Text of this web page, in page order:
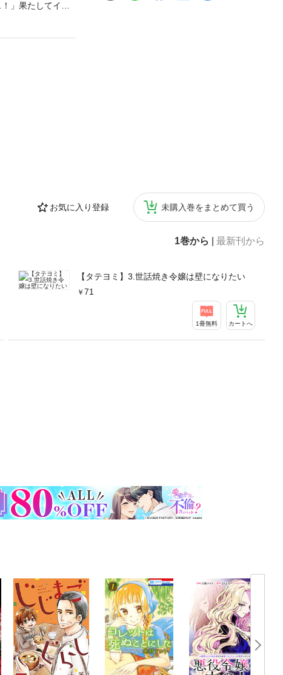
お気に入り登録 未購入巻をまとめて買う
1巻から 最新刊から
【タテヨミ】3.世話焼き令嬢は壁になりたい
71
1冊無料 カートへ
」果たしてイリ
コメディ【クレ